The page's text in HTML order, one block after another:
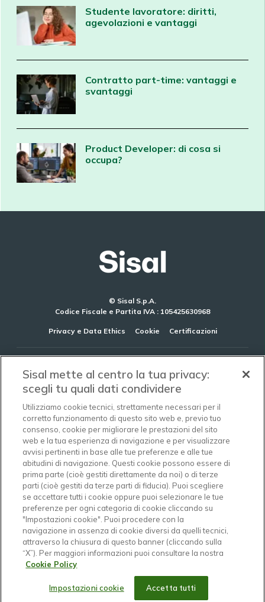
Studente lavoratore: diritti,
agevolazioni e vantaggi
Contratto part-time: vantaggi e
svantaggi
Product Developer: di cosa si
occupa?
© Sisal S.p.A.
Codice Fiscale e Partita IVA : 105425630968
Privacy e Data Ethics Cookie Certificazioni
GOVERNANCE
OFFERTA
SOSTENIBILITÀ
NEWS E MEDIA
LAVORARE IN SISAL
Siamo un'azienda che da oltre 70 anni opera nel mercato dei
giochi per offrire la miglior proposta di intrattenimento in modo
responsabile e sostenibile nel tempo.
Responsabilità e sostenibilità significano conquistare fiducia e
creare valore per tutti i soggetti coinvolti nelle nostre attività,
in coerenza con i valori che ispirano la nostra azienda sin dalla
sua fondazione.
Sisal mette al centro la tua privacy:
scegli tu quali dati condividere
Utilizziamo cookie tecnici, strettamente necessari per il
corretto funzionamento di questo sito web e, previo tuo
consenso, cookie per migliorare le prestazioni del sito
web e la tua esperienza di navigazione e per visualizzare
avvisi pertinenti in base alle tue preferenze e alle tue
abitudini di navigazione. Questi cookie possono essere di
prima parte (cioè gestiti direttamente da noi) o di terze
parti (cioè gestiti da terze parti di fiducia). Puoi scegliere
se accettare tutti i cookie oppure puoi selezionare le tue
preferenze per ogni categoria di cookie cliccando su
"Impostazioni cookie". Puoi procedere con la
navigazione in assenza di cookie diversi da quelli tecnici,
attraverso la chiusura di questo banner (cliccando sulla
“X”). Per maggiori informazioni puoi consultare la nostra
Cookie Policy
Impostazioni cookie Accetta tutti